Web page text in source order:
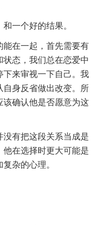
一个好的结果。
在一起，首先需要有
态，我们总在恋爱中
下来审视一下自己。我
身反省做出改变。所
该确认他是否愿意为这
有把这段关系当成是
在选择时更大可能是
杂的心理。